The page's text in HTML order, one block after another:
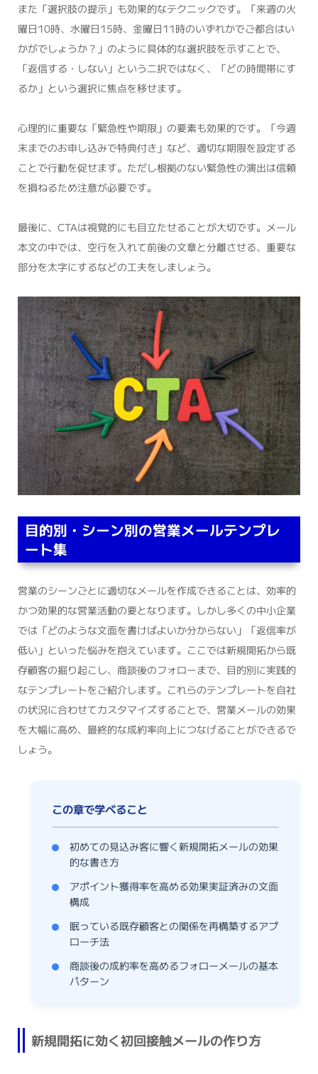
また「選択肢の提示」も効果的なテクニックです。「来週の火
曜日10時、水曜日15時、金曜日11時のいずれかでご都合はい
かがでしょうか？」のように具体的な選択肢を示すことで、
「返信する・しない」という二択ではなく、「どの時間帯にす
るか」という選択に焦点を移せます。
心理的に重要な「緊急性や期限」の要素も効果的です。「今週
末までのお申し込みで特典付き」など、適切な期限を設定する
ことで行動を促せます。ただし根拠のない緊急性の演出は信頼
を損ねるため注意が必要です。
最後に、CTAは視覚的にも目立たせることが大切です。メール
本文の中では、空行を入れて前後の文章と分離させる、重要な
部分を太字にするなどの工夫をしましょう。
目的別・シーン別の営業メールテンプレ
ート集
営業のシーンごとに適切なメールを作成できることは、効率的
かつ効果的な営業活動の要となります。しかし多くの中小企業
では「どのような文面を書けばよいか分からない」「返信率が
低い」といった悩みを抱えています。ここでは新規開拓から既
存顧客の掘り起こし、商談後のフォローまで、目的別に実践的
なテンプレートをご紹介します。これらのテンプレートを自社
の状況に合わせてカスタマイズすることで、営業メールの効果
を大幅に高め、最終的な成約率向上につなげることができるで
しょう。
初めての見込み客に響く新規開拓メールの効果
的な書き方
アポイント獲得率を高める効果実証済みの文面
構成
眠っている既存顧客との関係を再構築するアプ
ローチ法
商談後の成約率を高めるフォローメールの基本
パターン
新規開拓に効く初回接触メールの作り方